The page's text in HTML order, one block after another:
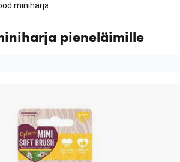
miniharja pieneläimille
pieneläimille